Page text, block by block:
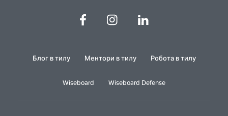
Блог в тилу Ментори в тилу Робота в тилу
Wiseboard Wiseboard Defense